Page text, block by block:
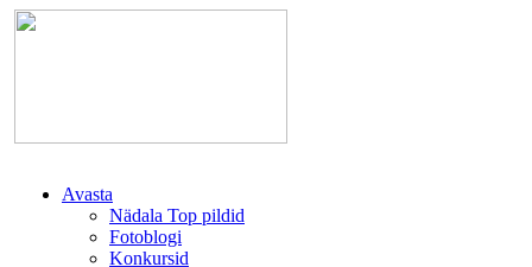
Avasta
Nädala Top pildid
Fotoblogi
Konkursid